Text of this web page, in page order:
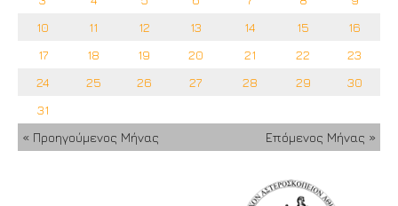
10
11 12 13 14 15
16
17
18 19 20 21 22
23
24
25 26 27 28 29
30
31
« Προηγούμενος Μήνας
Επόμενος Μήνας »